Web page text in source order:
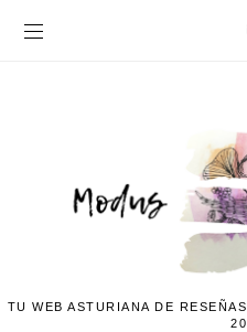
TU WEB ASTURIANA DE